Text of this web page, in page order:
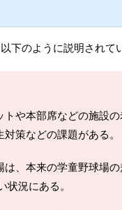
下のように説明されて
トや本部席などの施設
策などの課題がある。
は、本来の学童野球場
況にある。